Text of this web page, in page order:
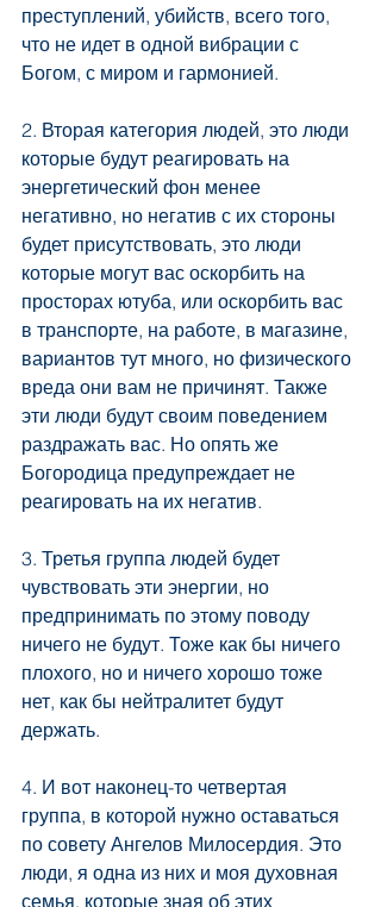
преступлений, убийств, всего того,
что не идет в одной вибрации с
Богом, с миром и гармонией.
2. Вторая категория людей, это люди
которые будут реагировать на
энергетический фон менее
негативно, но негатив с их стороны
будет присутствовать, это люди
которые могут вас оскорбить на
просторах ютуба, или оскорбить вас
в транспорте, на работе, в магазине,
вариантов тут много, но физического
вреда они вам не причинят. Также
эти люди будут своим поведением
раздражать вас. Но опять же
Богородица предупреждает не
реагировать на их негатив.
3. Третья группа людей будет
чувствовать эти энергии, но
предпринимать по этому поводу
ничего не будут. Тоже как бы ничего
плохого, но и ничего хорошо тоже
нет, как бы нейтралитет будут
держать.
4. И вот наконец-то четвертая
группа, в которой нужно оставаться
по совету Ангелов Милосердия. Это
люди, я одна из них и моя духовная
семья, которые зная об этих